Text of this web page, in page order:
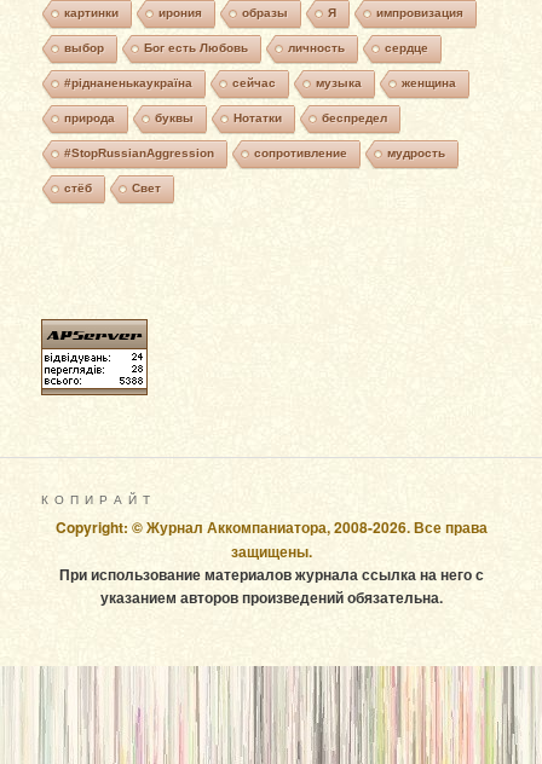
картинки ирония образы Я импровизация
выбор Бог есть Любовь личность сердце
#ріднаненькаукраїна сейчас музыка женщина
природа буквы Нотатки беспредел
#StopRussianAggression сопротивление мудрость
стёб Свет
К О П И Р А Й Т
Copyright: © Журнал Аккомпаниатора, 2008-2026. Все права
защищены.
При использование материалов журнала ссылка на него с
указанием авторов произведений обязательна.